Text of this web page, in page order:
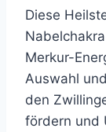
Diese
Merkur-
Auswahl
den
fördern und